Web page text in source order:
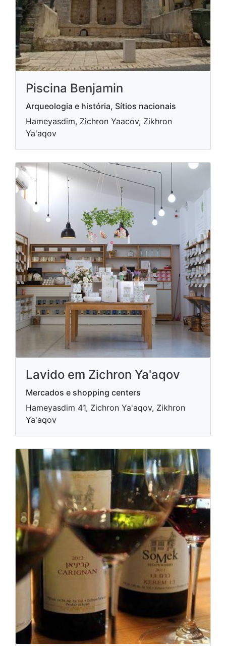
Piscina Benjamin
Arqueologia e história, Sítios nacionais
Hameyasdim, Zichron Yaacov, Zikhron
Ya'aqov
Lavido em Zichron Ya'aqov
Mercados e shopping centers
Hameyasdim 41, Zichron Ya'aqov, Zikhron
Ya'aqov